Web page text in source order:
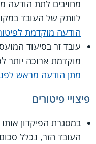
מחויבים לתת
לוותק של העובד
הודעה מוקדמת
עובד זר בסיעוד
מוקדמת ארוכה יותר
מתן הודעה מראש
פיצויי פיטורים
במסגרת הפיקדון
העובד הזר, נכלל